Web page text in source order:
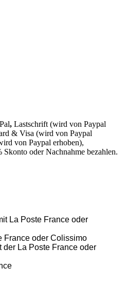
, Lastschrift (wird von Paypal
& Visa (wird von Paypal
von Paypal erhoben),
oder Nachnahme bezahlen.
La Poste France oder
France oder Colissimo
der La Poste France oder